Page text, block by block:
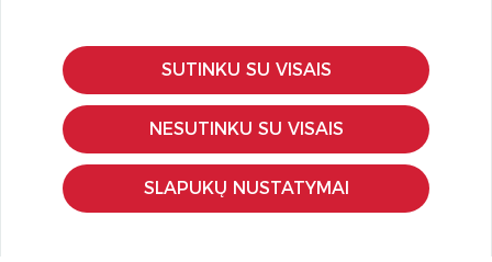
KLIENTŲ APTARNAVIMAS
Pirkimo – pardavimo taisyklės
Pristatymas ir grąžinimas
Apmokėjimo būdai
Kokybės ir saugumo standartai
Privatumo taisyklės
SUTINKU SU VISAIS
NESUTINKU SU VISAIS
SLAPUKŲ NUSTATYMAI